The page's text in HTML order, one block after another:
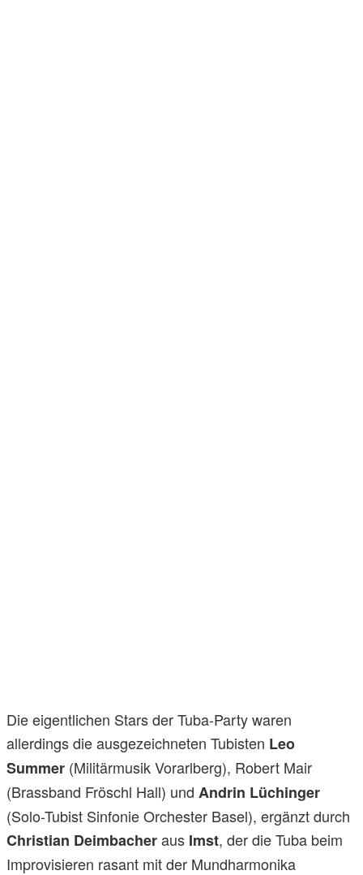
Die eigentlichen Stars der Tuba-Party waren
allerdings die ausgezeichneten Tubisten Leo
Summer (Militärmusik Vorarlberg), Robert Mair
(Brassband Fröschl Hall) und Andrin Lüchinger
(Solo-Tubist Sinfonie Orchester Basel), ergänzt durch
Christian Deimbacheraus Imst, der die Tuba beim
Improvisieren rasant mit der Mundharmonika